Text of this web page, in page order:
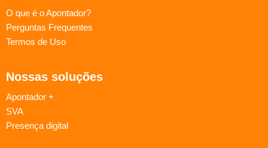
O que é o Apontador?
Perguntas Frequentes
Termos de Uso
Nossas soluções
Apontador +
SVA
Presença digital